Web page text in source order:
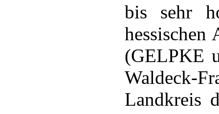
bis sehr
hessischen
(GELPKE
Waldeck-
Landkreis